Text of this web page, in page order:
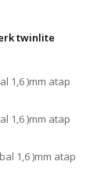
twinlite
1,6 )mm atap
1,6 )mm atap
1,6 )mm atap